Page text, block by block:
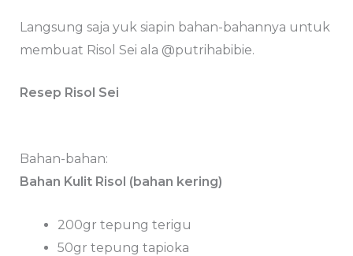
Langsung saja yuk siapin bahan-bahannya untuk
membuat Risol Sei ala @putrihabibie.
Resep Risol Sei
Bahan-bahan:
Bahan Kulit Risol (bahan kering)
200gr tepung terigu
50gr tepung tapioka